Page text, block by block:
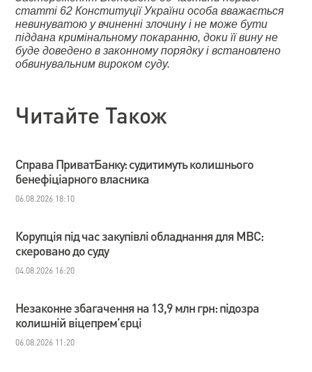
статті 62 Конституції України особа вважається
невинуватою у вчиненні злочину і не може бути
піддана кримінальному покаранню, доки її вину не
буде доведено в законному порядку і встановлено
обвинувальним вироком суду.
Читайте Також
Справа ПриватБанку: судитимуть колишнього
бенефіціарного власника
06.08.2026 18:10
Корупція під час закупівлі обладнання для МВС:
скеровано до суду
04.08.2026 16:20
Незаконне збагачення на 13,9 млн грн: підозра
колишній віцепрем’єрці
06.08.2026 11:20